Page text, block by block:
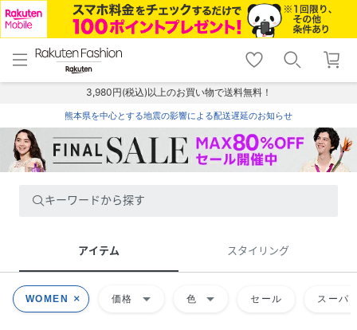
menu home
トップ
shopping_cart lock_outline
ログイン
3,980円(税込)以上のお買い物で送料無料！
熊本県を中心とする地震の影響による配送遅延のお知らせ
キーワードから探す
アイテム スタイリング
WOMEN 価格 arrow_drop_down 色 arrow_drop_down セール スーパ